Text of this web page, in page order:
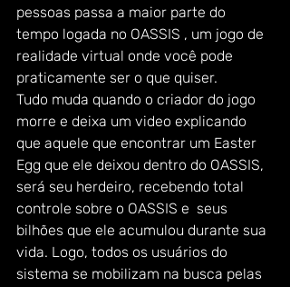
pessoas passa a maior parte do
tempo logada no OASSIS , um jogo de
realidade virtual onde você pode
praticamente ser o que quiser.
Tudo muda quando o criador do jogo
morre e deixa um video explicando
que aquele que encontrar um Easter
Egg que ele deixou dentro do OASSIS,
será seu herdeiro, recebendo total
controle sobre o OASSIS e  seus
bilhões que ele acumulou durante sua
vida. Logo, todos os usuários do
sistema se mobilizam na busca pelas